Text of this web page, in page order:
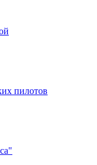
пилотов